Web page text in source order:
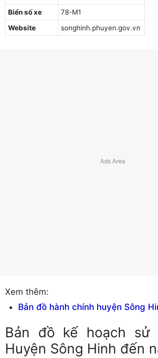
Biển số xe
78-M1
Website
songhinh.phuyen.gov.vn
Xem thêm:
Bản đồ hành chính huyện Sông
Bản đồ kế hoạch sử
Huyện Sông Hinh đến